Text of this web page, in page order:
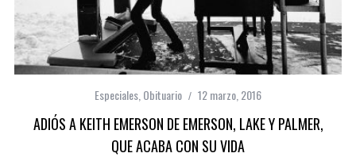
Especiales Obituario 12 marzo, 2016
ADIÓS A KEITH EMERSON DE EMERSON, LAKE Y PALMER,
QUE ACABA CON SU VIDA